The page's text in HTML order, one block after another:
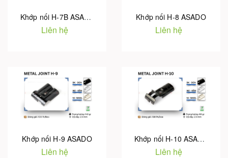
Khớp nối H-7B ASADO
Liên hệ
Khớp nối H-8 ASADO
Liên hệ
Khớp nối H-9 ASADO
Liên hệ
Khớp nối H-10 ASADO
Liên hệ